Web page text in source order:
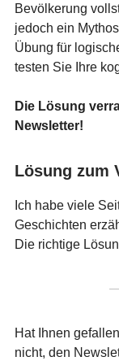
Bevölkerung
jedoch ein
Übung für
testen Sie Ihre
Die Lösung
Newsletter!
Lösung zum
Ich habe viele
Geschichten
Die richtige
Hat Ihnen
nicht, den